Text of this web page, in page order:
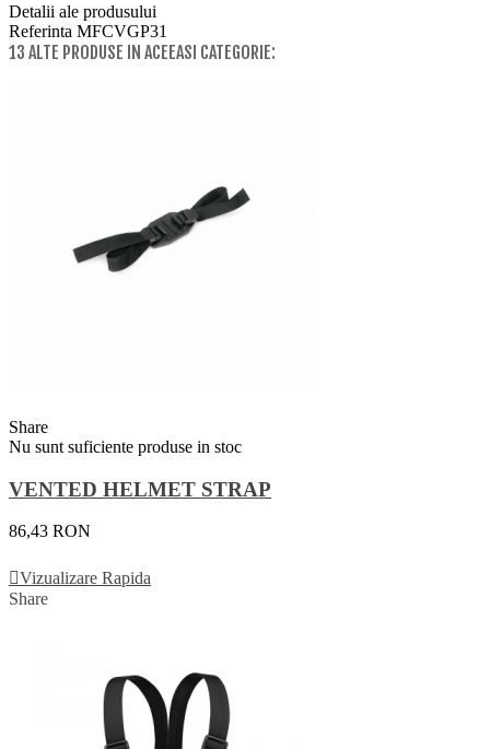
Detalii ale produsului
Referinta MFCVGP31
13 ALTE PRODUSE IN ACEEASI CATEGORIE:
Share
Nu sunt suficiente produse in stoc
VENTED HELMET STRAP
86,43 RON
Vizualizare Rapida
Share